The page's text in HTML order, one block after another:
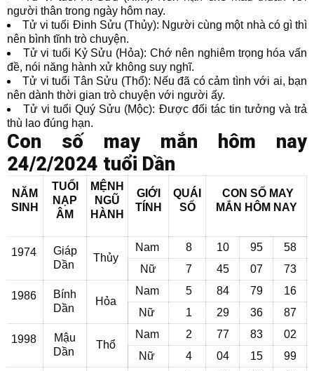
người thân trong ngày hôm nay.
Tử vi tuổi Đinh Sửu (Thủy): Người cùng một nhà có gì thì
nên bình tĩnh trò chuyện.
Tử vi tuổi Kỷ Sửu (Hỏa): Chớ nên nghiêm trọng hóa vấn
đề, nói năng hành xử không suy nghĩ.
Tử vi tuổi Tân Sửu (Thổ): Nếu đã có cảm tình với ai, bạn
nên dành thời gian trò chuyện với người ấy.
Tử vi tuổi Quý Sửu (Mộc): Được đối tác tin tưởng và trả
thù lao đúng hạn.
Con số may mắn hôm nay
24/2/2024 tuổi Dần
NĂM
SINH
TUỔI
NẠP
ÂM
MỆNH
NGŨ
HÀNH
GIỚI
TÍNH
QUÁI
SỐ
CON SỐ MAY
MẮN HÔM NAY
1974
Giáp
Dần
Thủy
Nam 8 10 95
58
Nữ
7 45 07 73
1986
Bính
Dần
Hỏa
Nam 5 84 79
16
Nữ
1 29 36 87
1998
Mậu
Dần
Thổ
Nam 2 77 83
02
Nữ
4 04 15 99